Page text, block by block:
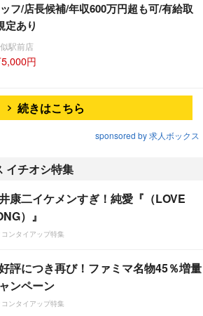
フ/店長候補/年収600万円超も可/有給取
定あり
駅前店
円
続きはこちら
sponsored by 求人ボックス
イチオシ特集
康二イケメンすぎ！純愛『（LOVE
）』
コンタイアップ特集
評につき再び！ファミマ名物45％増量
ンペーン
コンタイアップ特集